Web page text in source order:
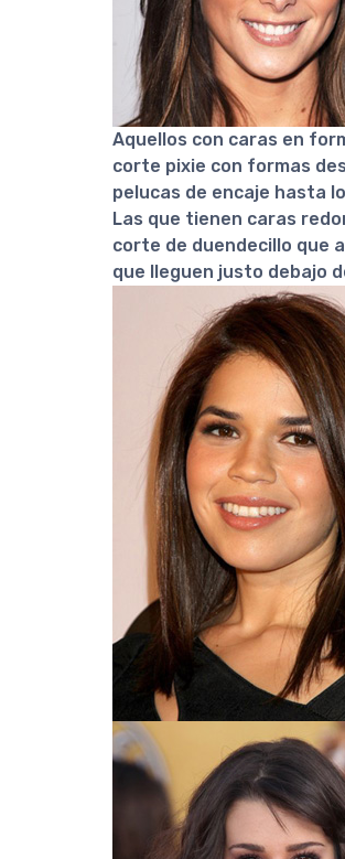
Aquellos con caras en
corte pixie con formas
pelucas de encaje hasta
Las que tienen caras
corte de duendecillo que
que lleguen justo debajo